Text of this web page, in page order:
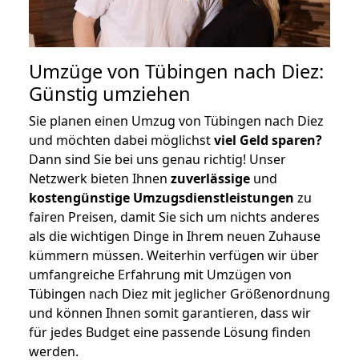
Umzüge von Tübingen nach Diez:
Günstig umziehen
Sie planen einen Umzug von Tübingen nach Diez
und möchten dabei möglichstviel Geld sparen?
Dann sind Sie bei uns genau richtig! Unser
Netzwerk bieten Ihnen zuverlässige und
kostengünstige Umzugsdienstleistungen zu
fairen Preisen, damit Sie sich um nichts anderes
als die wichtigen Dinge in Ihrem neuen Zuhause
kümmern müssen. Weiterhin verfügen wir über
umfangreiche Erfahrung mit Umzügen von
Tübingen nach Diez mit jeglicher Größenordnung
und können Ihnen somit garantieren, dass wir
für jedes Budget eine passende Lösung finden
werden.